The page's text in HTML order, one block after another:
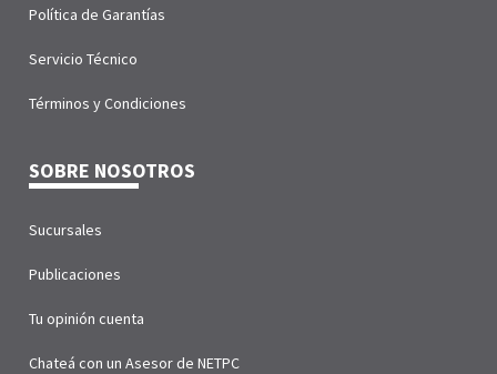
Política de Garantías
Servicio Técnico
Términos y Condiciones
SOBRE NOSOTROS
Sucursales
Publicaciones
Tu opinión cuenta
Chateá con un Asesor de NETPC